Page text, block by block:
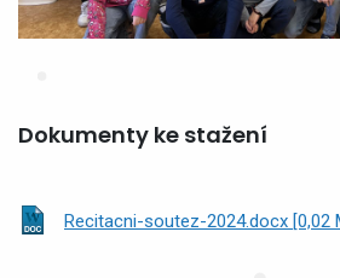
Dokumenty ke stažení
Recitacni-soutez-2024.docx [0,02